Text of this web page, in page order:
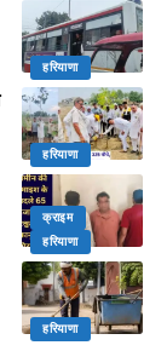
हरियाणा
हरियाणा
क्राइम
हरियाणा
हरियाणा